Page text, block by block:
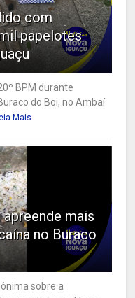
com
papelotes
BPM durante
do Boi, no Ambaí
Mais
mais
no Buraco
sobre a